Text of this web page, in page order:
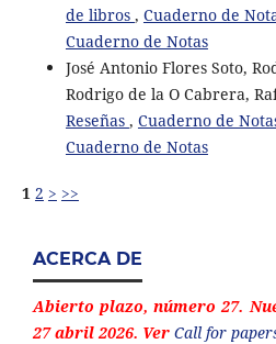
de libros , Cuaderno de
Cuaderno de Notas
José Antonio Flores Soto,
Rodrigo de la O Cabrera,
Reseñas , Cuaderno de
Cuaderno de Notas
1 2 > >>
ACERCA DE
Abierto plazo, número 27.
27 abril 2026. Ver Call for